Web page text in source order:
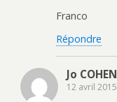
Franco
Répondre
Jo COHEN
12 avril 2015